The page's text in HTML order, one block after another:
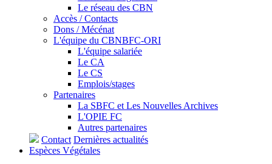
Le réseau des CBN
Accès / Contacts
Dons / Mécénat
L'équipe du CBNBFC-ORI
L'équipe salariée
Le CA
Le CS
Emplois/stages
Partenaires
La SBFC et Les Nouvelles Archives
L'OPIE FC
Autres partenaires
Contact Dernières actualités
Espèces Végétales